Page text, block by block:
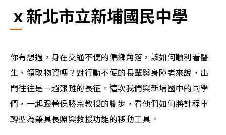
ｘ新北市立新埔國民中學
你有想過，身在交通不便的偏鄉角落，該如何順利看醫
生、領取物資嗎？對行動不便的長輩與身障者來說，出
門往往是一趟艱難的長征。這次我們與新埔國中的同學
們，一起跟著侯勝宗教授的腳步，看他們如何將計程車
轉型為兼具長照與救援功能的移動工具。